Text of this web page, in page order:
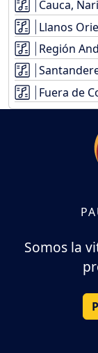
Cauca,
Llanos
Región
Fuera de
Somos la